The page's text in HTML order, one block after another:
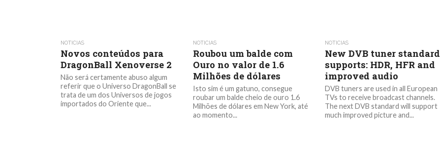
NOTICIAS
Novos conteúdos para
DragonBall Xenoverse 2
Não será certamente abuso algum
referir que o Universo DragonBall se
trata de um dos Universos de jogos
importados do Oriente que...
NOTICIAS
Roubou um balde com
Ouro no valor de 1.6
Milhões de dólares
Isto sim é um gatuno, consegue
roubar um balde cheio de ouro 1.6
Milhões de dólares em New York, até
ao momento...
NOTICIAS
New DVB tuner standard
supports: HDR, HFR and
improved audio
DVB tuners are used in all European
TVs to receive broadcast channels.
The next DVB standard will support
much improved picture and...